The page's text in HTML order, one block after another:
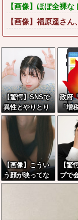
【画像】ほぼ全裸
【画像】福原遥さ
【驚愕】SNSで
異性とやりとり
《不倫》にな
る？→既婚男女
の約7割がまさか
の『こう』回答
してしまうw w
w w w w w w
政府
「増
増税
→政
敵「
な！
うな
【画像】こうい
う顔が映ってな
い乳の画像が最
【驚
プで
人か
『こ
たん
イ詰